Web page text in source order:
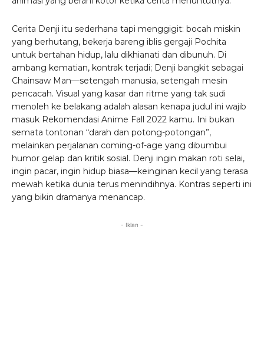
Cerita Denji itu sederhana tapi menggigit: bocah miskin
yang berhutang, bekerja bareng iblis gergaji Pochita
untuk bertahan hidup, lalu dikhianati dan dibunuh. Di
ambang kematian, kontrak terjadi; Denji bangkit sebagai
Chainsaw Man—setengah manusia, setengah mesin
pencacah. Visual yang kasar dan ritme yang tak sudi
menoleh ke belakang adalah alasan kenapa judul ini wajib
masuk Rekomendasi Anime Fall 2022 kamu. Ini bukan
semata tontonan “darah dan potong-potongan”,
melainkan perjalanan coming-of-age yang dibumbui
humor gelap dan kritik sosial. Denji ingin makan roti selai,
ingin pacar, ingin hidup biasa—keinginan kecil yang terasa
mewah ketika dunia terus menindihnya. Kontras seperti ini
yang bikin dramanya menancap.
- Iklan -